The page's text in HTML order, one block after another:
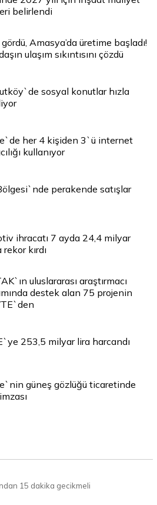
belirlendi
gördü, Amasya’da üretime başladı!
ulaşım sıkıntısını çözdü
sosyal konutlar hızla
her 4 kişiden 3`ü internet
kullanıyor
perakende satışlar
ihracatı 7 ayda 24,4 milyar
kırdı
uluslararası araştırmacı
destek alan 75 projenin
253,5 milyar lira harcandı
güneş gözlüğü ticaretinde
15 dakika gecikmeli